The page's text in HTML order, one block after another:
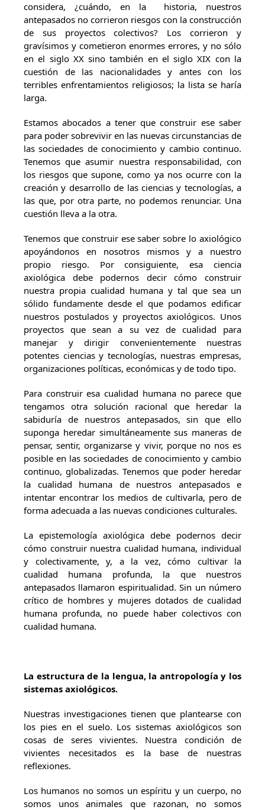
considera, ¿cuándo, en la historia, nuestros
antepasados no corrieron riesgos con la construcción
de sus proyectos colectivos? Los corrieron y
gravísimos y cometieron enormes errores, y no sólo
en el siglo XX sino también en el siglo XIX con la
cuestión de las nacionalidades y antes con los
terribles enfrentamientos religiosos; la lista se haría
larga.
Estamos abocados a tener que construir ese saber
para poder sobrevivir en las nuevas circunstancias de
las sociedades de conocimiento y cambio continuo.
Tenemos que asumir nuestra responsabilidad, con
los riesgos que supone, como ya nos ocurre con la
creación y desarrollo de las ciencias y tecnologías, a
las que, por otra parte, no podemos renunciar. Una
cuestión lleva a la otra.
Tenemos que construir ese saber sobre lo axiológico
apoyándonos en nosotros mismos y a nuestro
propio riesgo. Por consiguiente, esa ciencia
axiológica debe podernos decir cómo construir
nuestra propia cualidad humana y tal que sea un
sólido fundamente desde el que podamos edificar
nuestros postulados y proyectos axiológicos. Unos
proyectos que sean a su vez de cualidad para
manejar y dirigir convenientemente nuestras
potentes ciencias y tecnologías, nuestras empresas,
organizaciones políticas, económicas y de todo tipo.
Para construir esa cualidad humana no parece que
tengamos otra solución racional que heredar la
sabiduría de nuestros antepasados, sin que ello
suponga heredar simultáneamente sus maneras de
pensar, sentir, organizarse y vivir, porque no nos es
posible en las sociedades de conocimiento y cambio
continuo, globalizadas. Tenemos que poder heredar
la cualidad humana de nuestros antepasados e
intentar encontrar los medios de cultivarla, pero de
forma adecuada a las nuevas condiciones culturales.
La epistemología axiológica debe podernos decir
cómo construir nuestra cualidad humana, individual
y colectivamente, y, a la vez, cómo cultivar la
cualidad humana profunda, la que nuestros
antepasados llamaron espiritualidad. Sin un número
crítico de hombres y mujeres dotados de cualidad
humana profunda, no puede haber colectivos con
cualidad humana.
La estructura de la lengua, la antropología y los
sistemas axiológicos.
Nuestras investigaciones tienen que plantearse con
los pies en el suelo. Los sistemas axiológicos son
cosas de seres vivientes. Nuestra condición de
vivientes necesitados es la base de nuestras
reflexiones.
Los humanos no somos un espíritu y un cuerpo, no
somos unos animales que razonan, no somos